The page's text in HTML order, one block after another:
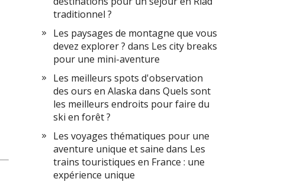
traditionnel ?
Les paysages de montagne que vous
devez explorer ? dans Les city breaks
pour une mini-aventure
Les meilleurs spots d'observation
des ours en Alaska dans Quels sont
les meilleurs endroits pour faire du
ski en forêt ?
Les voyages thématiques pour une
aventure unique et saine dans Les
trains touristiques en France : une
expérience unique